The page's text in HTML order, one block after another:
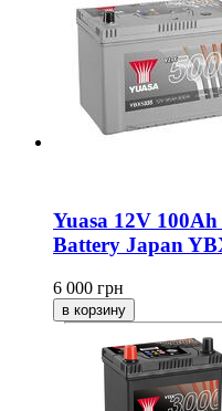
Yuasa 12V
Battery Japan
6 000 грн